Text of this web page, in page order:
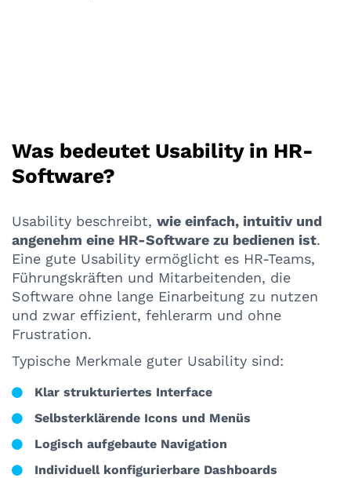
Was bedeutet Usability in HR-
Software?
Usability beschreibt, wie einfach, intuitiv und
angenehm eine HR-Software zu bedienen ist.
Eine gute Usability ermöglicht es HR-Teams,
Führungskräften und Mitarbeitenden, die
Software ohne lange Einarbeitung zu nutzen
und zwar effizient, fehlerarm und ohne
Frustration.
Typische Merkmale guter Usability sind:
Klar strukturiertes Interface
Selbsterklärende Icons und Menüs
Logisch aufgebaute Navigation
Individuell konfigurierbare Dashboards